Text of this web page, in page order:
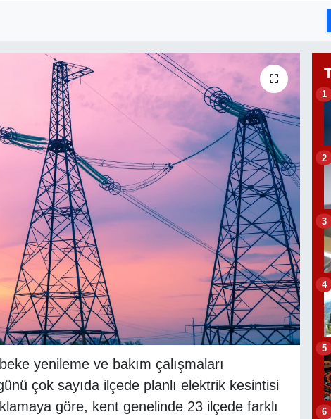
yenileme ve bakım çalışmaları
çok sayıda ilçede planlı elektrik kesintisi
göre, kent genelinde 23 ilçede farklı
1
2
3
4
5
6